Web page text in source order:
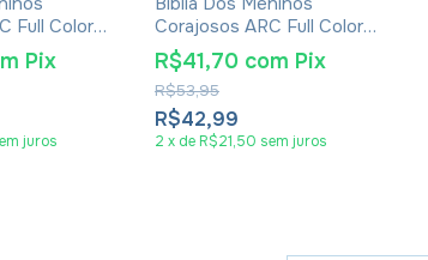
Full Color
Dura
Pix
juros
Corajosos ARC Full Color
Com Harpa - Capa Dura
Verde
R$42,99
R$53,95
R$41,70 com Pix
2 x de R$21,50 sem juros